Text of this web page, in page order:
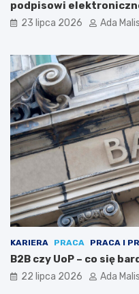
podpisowi
23 lipca 2026 Ada
KARIERA PRACA PRACA I
B2B czy UoP – co się
22 lipca 2026 Ada